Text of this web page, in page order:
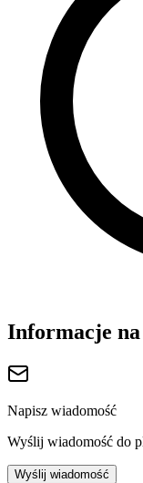
Informacje
Napisz wiadomość
Wyślij wiadomość do
Wyślij wiadomość